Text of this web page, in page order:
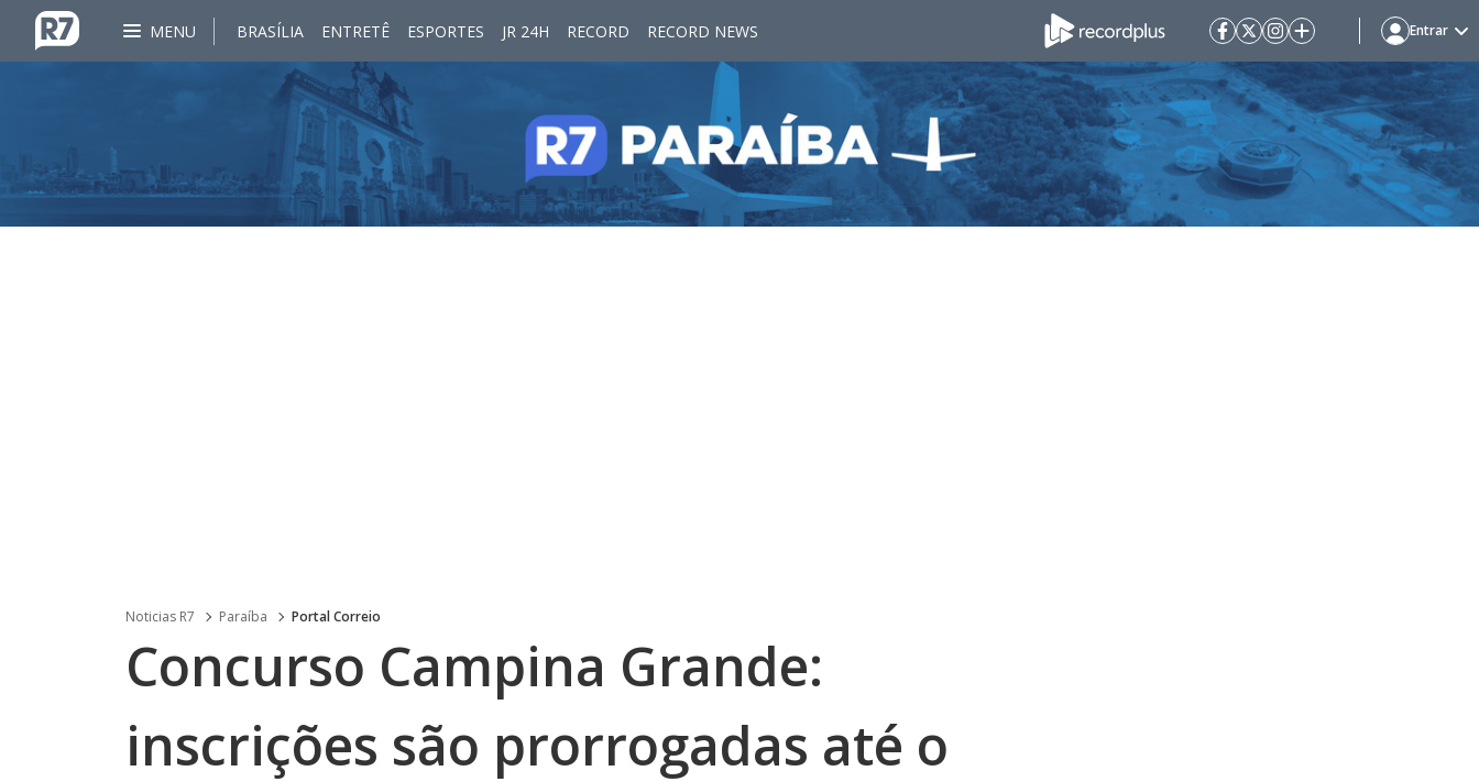
MENU BRASÍLIA ENTRETÊ ESPORTES JR 24H RECORD RECORD NEWS Entrar
Noticias R7 Paraíba Portal Correio
Concurso Campina Grande:
inscrições são prorrogadas até o